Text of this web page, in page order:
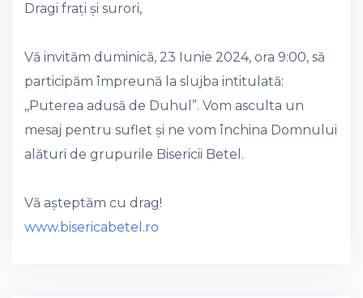
Dragi frați și surori,
Vă invităm duminică, 23 Iunie 2024, ora 9:00, să
participăm împreună la slujba intitulată:
,,Puterea adusă de Duhul”. Vom asculta un
mesaj pentru suflet și ne vom închina Domnului
alături de grupurile Bisericii Betel.
Vă așteptăm cu drag!
www.bisericabetel.ro